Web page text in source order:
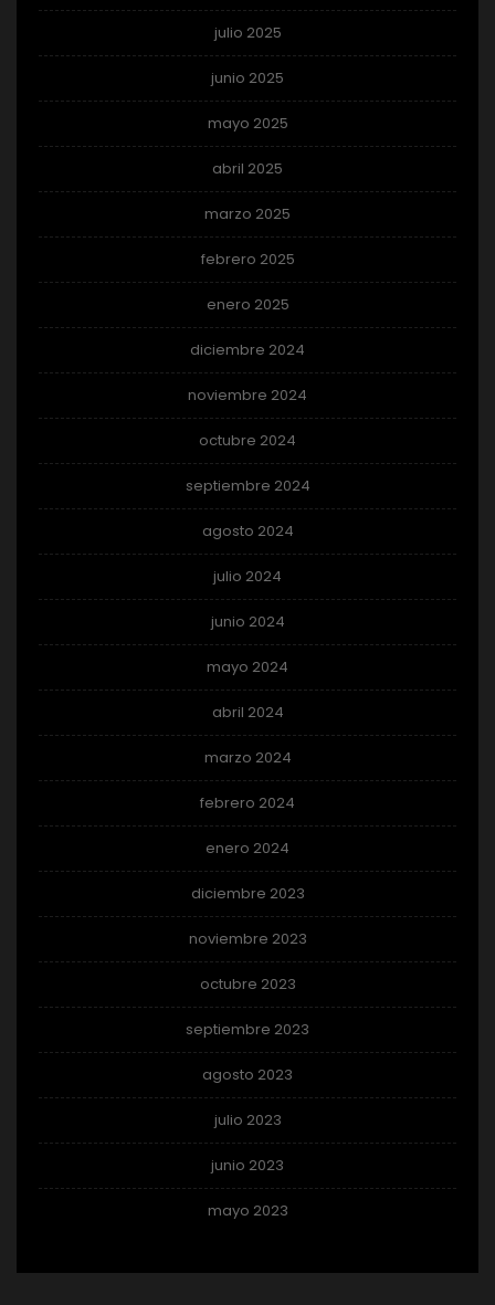
julio 2025
junio 2025
mayo 2025
abril 2025
marzo 2025
febrero 2025
enero 2025
diciembre 2024
noviembre 2024
octubre 2024
septiembre 2024
agosto 2024
julio 2024
junio 2024
mayo 2024
abril 2024
marzo 2024
febrero 2024
enero 2024
diciembre 2023
noviembre 2023
octubre 2023
septiembre 2023
agosto 2023
julio 2023
junio 2023
mayo 2023